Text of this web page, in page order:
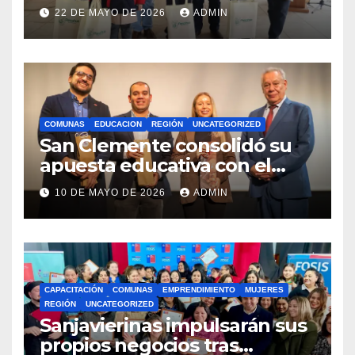
estudiantes con recursos del
Royalty Minero
22 DE MAYO DE 2026 ADMIN
COMUNAS EDUCACION REGIÓN UNCATEGORIZED
San Clemente consolidó su
apuesta educativa con el
lanzamiento del
Preuniversitario Brotes 2026
10 DE MAYO DE 2026 ADMIN
CAPACITACIÓN COMUNAS EMPRENDIMIENTO
MUJERES
REGIÓN
UNCATEGORIZED
Sanjavierinas impulsarán sus
propios negocios tras